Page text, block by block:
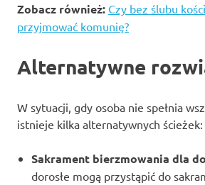
Zobacz również: Czy bez ślubu
przyjmować komunię?
Alternatywne
W sytuacji, gdy osoba nie spełnia
istnieje kilka alternatywnych ścieżek:
Sakrament bierzmowania dla
dorosłe mogą przystąpić do